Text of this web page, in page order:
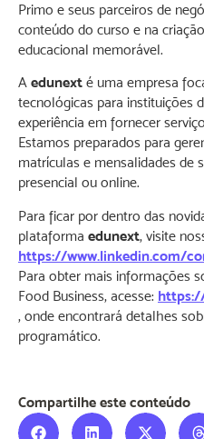
Primo e seus parceiros de
conteúdo do curso e na
educacional memorável.
A edunext é uma empresa
tecnológicas para instituições
experiência em fornecer
Estamos preparados para
matrículas e mensalidades de
presencial ou online.
Para ficar por dentro das
plataforma edunext, visite
https://www.linkedin.com/
Para obter mais informações
Food Business, acesse:
, onde encontrará detalhes
programático.
Compartilhe este conteúdo